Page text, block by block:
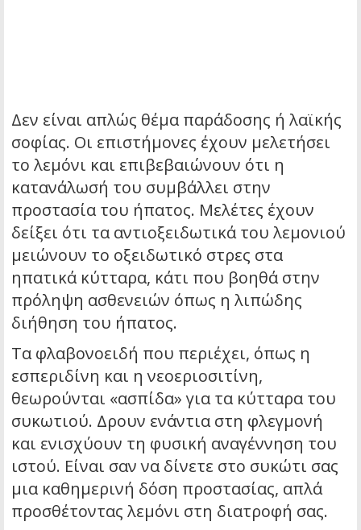
Δεν είναι απλώς θέμα παράδοσης ή λαϊκής
σοφίας. Οι επιστήμονες έχουν μελετήσει
το λεμόνι και επιβεβαιώνουν ότι η
κατανάλωσή του συμβάλλει στην
προστασία του ήπατος. Μελέτες έχουν
δείξει ότι τα αντιοξειδωτικά του λεμονιού
μειώνουν το οξειδωτικό στρες στα
ηπατικά κύτταρα, κάτι που βοηθά στην
πρόληψη ασθενειών όπως η λιπώδης
διήθηση του ήπατος.
Τα φλαβονοειδή που περιέχει, όπως η
εσπεριδίνη και η νεοεριοσιτίνη,
θεωρούνται «ασπίδα» για τα κύτταρα του
συκωτιού. Δρουν ενάντια στη φλεγμονή
και ενισχύουν τη φυσική αναγέννηση του
ιστού. Είναι σαν να δίνετε στο συκώτι σας
μια καθημερινή δόση προστασίας, απλά
προσθέτοντας λεμόνι στη διατροφή σας.